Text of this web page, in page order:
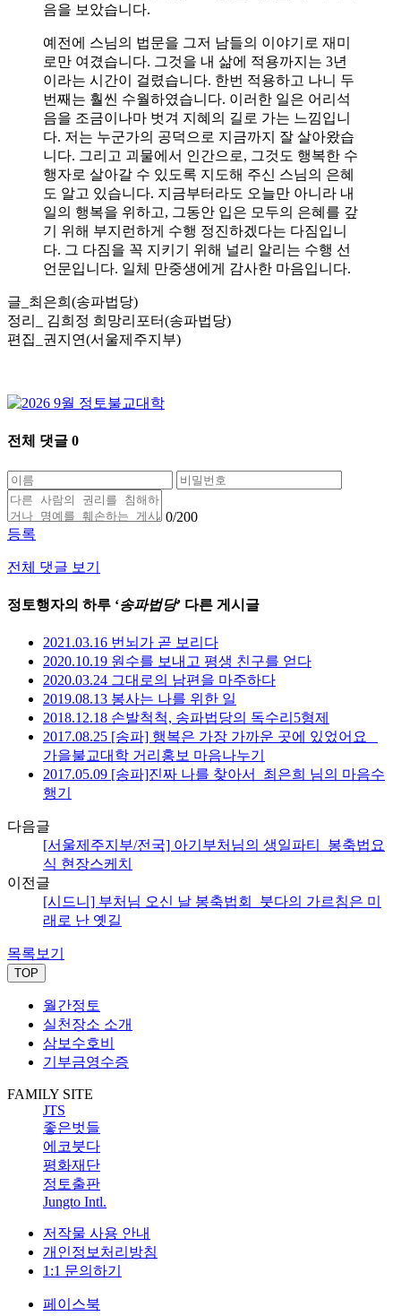
음을 보았습니다.
예전에 스님의 법문을 그저 남들의 이야기로 재미
로만 여겼습니다. 그것을 내 삶에 적용까지는 3년
이라는 시간이 걸렸습니다. 한번 적용하고 나니 두
번째는 훨씬 수월하였습니다. 이러한 일은 어리석
음을 조금이나마 벗겨 지혜의 길로 가는 느낌입니
다. 저는 누군가의 공덕으로 지금까지 잘 살아왔습
니다. 그리고 괴물에서 인간으로, 그것도 행복한 수
행자로 살아갈 수 있도록 지도해 주신 스님의 은혜
도 알고 있습니다. 지금부터라도 오늘만 아니라 내
일의 행복을 위하고, 그동안 입은 모두의 은혜를 갚
기 위해 부지런하게 수행 정진하겠다는 다짐입니
다. 그 다짐을 꼭 지키기 위해 널리 알리는 수행 선
언문입니다. 일체 만중생에게 감사한 마음입니다.
글_최은희(송파법당)
정리_ 김희정 희망리포터(송파법당)
편집_권지연(서울제주지부)
전체 댓글 0
0/200
등록
전체 댓글 보기
정토행자의 하루 ‘송파법당’ 다른 게시글
2021.03.16 번뇌가 곧 보리다
2020.10.19 원수를 보내고 평생 친구를 얻다
2020.03.24 그대로의 남편을 마주하다
2019.08.13 봉사는 나를 위한 일
2018.12.18 손발척척, 송파법당의 독수리5형제
2017.08.25 [송파] 행복은 가장 가까운 곳에 있었어요 _
가을불교대학 거리홍보 마음나누기
2017.05.09 [송파]진짜 나를 찾아서_최은희 님의 마음수
행기
다음글
[서울제주지부/전국] 아기부처님의 생일파티_봉축법요
식 현장스케치
이전글
[시드니] 부처님 오신 날 봉축법회_붓다의 가르침은 미
래로 난 옛길
목록보기
TOP
월간정토
실천장소 소개
삼보수호비
기부금영수증
FAMILY SITE
JTS
좋은벗들
에코붓다
평화재단
정토출판
Jungto Intl.
저작물 사용 안내
개인정보처리방침
1:1 문의하기
페이스북